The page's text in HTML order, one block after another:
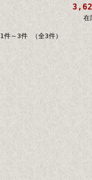
在
1件～3件 （全3件）